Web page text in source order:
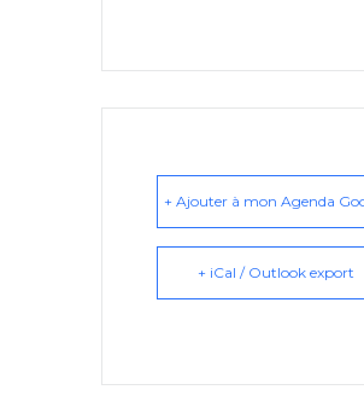
+ Ajouter à mon Agenda
+ iCal / Outlook export